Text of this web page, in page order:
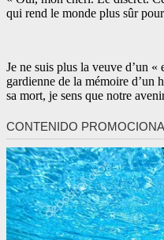
qui rend le monde plus sûr
Je ne suis plus la veuve d’un «
gardienne de la mémoire d’un
sa mort, je sens que notre